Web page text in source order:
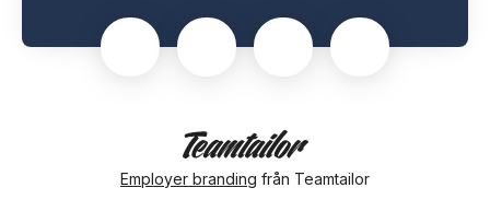
Employer branding från Teamtailor